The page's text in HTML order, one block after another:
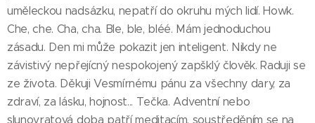
uměleckou nadsázku, nepatří do okruhu mých lidí. Howk.
Che, che. Cha, cha. Ble, ble, bléé. Mám jednoduchou
zásadu. Den mi může pokazit jen inteligent. Nikdy ne
závistivý nepřejícný nespokojený zapšklý člověk. Raduji se
ze života. Děkuji Vesmírnému pánu za všechny dary, za
zdraví, za lásku, hojnost... Tečka. Adventní nebo
slunovratová doba patří meditacím, soustředěním se na